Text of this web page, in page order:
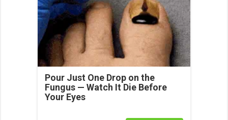
Pour Just One Drop on the
Fungus — Watch It Die Before
Your Eyes